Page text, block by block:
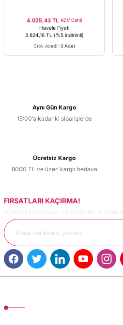
4.025,43 TL KDV Dahil
Havale Fiyatı
3.824,16 TL
(%5 indirimli)
Stok Adedi : 0 Adet
Aynı Gün Kargo
15:00’a kadar ki siparişlerde
Ücretsiz Kargo
8000 TL ve üzeri kargo bedava
FIRSATLARI KAÇIRMA!